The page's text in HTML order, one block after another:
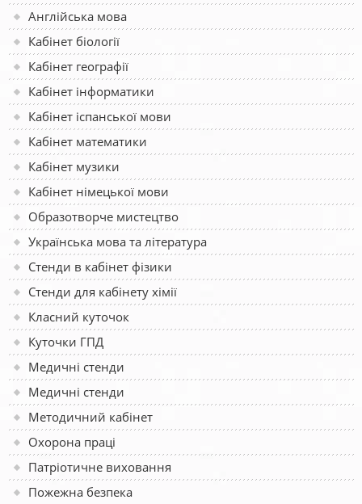
Англійська мова
Кабінет біології
Кабінет географії
Кабінет інформатики
Кабінет іспанської мови
Кабінет математики
Кабінет музики
Кабінет німецької мови
Образотворче мистецтво
Українська мова та література
Стенди в кабінет фізики
Стенди для кабінету хімії
Класний куточок
Куточки ГПД
Медичні стенди
Медичні стенди
Методичний кабінет
Охорона праці
Патріотичне виховання
Пожежна безпека